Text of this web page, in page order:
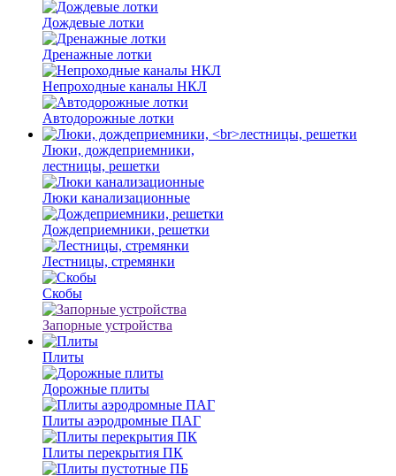
Дождевые лотки
Дренажные лотки
Непроходные каналы НКЛ
Автодорожные лотки
Люки, дождеприемники,
лестницы, решетки
Люки канализационные
Дождеприемники, решетки
Лестницы, стремянки
Скобы
Запорные устройства
Плиты
Дорожные плиты
Плиты аэродромные ПАГ
Плиты перекрытия ПК